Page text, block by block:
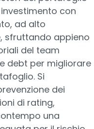
con
ad alto
sfruttando appieno
del team
debt per migliorare
Si
dei
di rating,
una